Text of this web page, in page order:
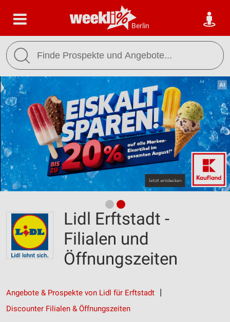
Berlin
Lidl Erftstadt -
Filialen und
Öffnungszeiten
Angebote & Prospekte von Lidl für Erftstadt
Discounter Filialen & Öffnungszeiten